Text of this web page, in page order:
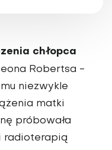
chłopca
Robertsa -
niezwykle
matki
próbowała
radioterapią